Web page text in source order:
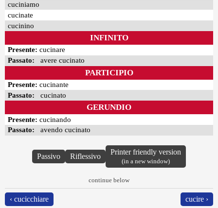
cuciniamo
cucinate
cucinino
INFINITO
Presente: cucinare
Passato: avere cucinato
PARTICIPIO
Presente: cucinante
Passato: cucinato
GERUNDIO
Presente: cucinando
Passato: avendo cucinato
Passivo Riflessivo
Printer friendly version
(in a new window)
continue below
‹ cucicchiare cucire ›